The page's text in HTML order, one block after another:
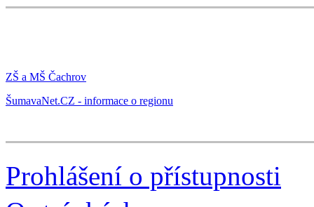
ZŠ a MŠ Čachrov
ŠumavaNet.CZ - informace o regionu
Prohlášení o přístupnosti